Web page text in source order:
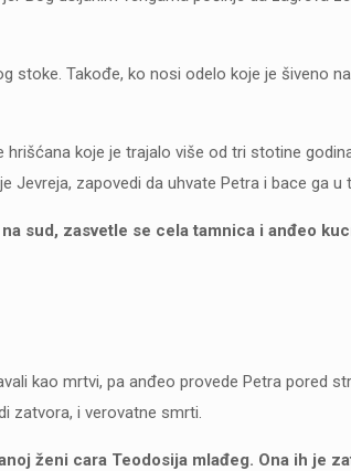
stoke. Takođe, ko nosi odelo koje je šiveno
koje je trajalo više od tri stotine
Jevreja, zapovedi da uhvate Petra i bace ga u
sud, zasvetle se cela tamnica i anđeo
kao mrtvi, pa anđeo provede Petra pored
zatvora, i verovatne smrti.
ženi cara Teodosija mlađeg. Ona ih je